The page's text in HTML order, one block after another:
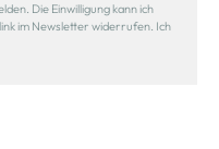
Die Einwilligung kann ich
im Newsletter widerrufen. Ich